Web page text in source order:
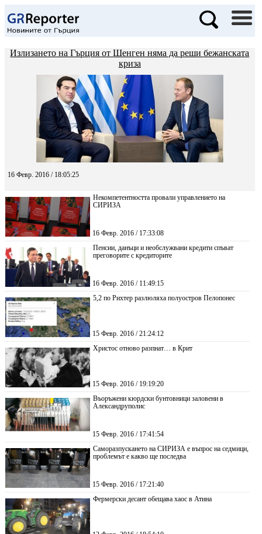
Излизането на Гърция от Шенген няма да реши бежанската
криза
16 Февр. 2016 / 18:05:25
Некомпетентността провали управлението на
СИРИЗА
16 Февр. 2016 / 17:33:08
Пенсии, данъци и необслужвани кредити спъват
преговорите с кредиторите
16 Февр. 2016 / 11:49:15
5,2 по Рихтер разлюляха полуостров Пелопонес
15 Февр. 2016 / 21:24:12
Христос отново разпнат… в Крит
15 Февр. 2016 / 19:19:20
Въоръжени кюрдски бунтовници заловени в
Александруполис
15 Февр. 2016 / 17:41:54
Саморазпускането на СИРИЗА е въпрос на седмици,
проблемът е какво ще последва
15 Февр. 2016 / 17:21:40
Фермерски десант обещава хаос в Атина